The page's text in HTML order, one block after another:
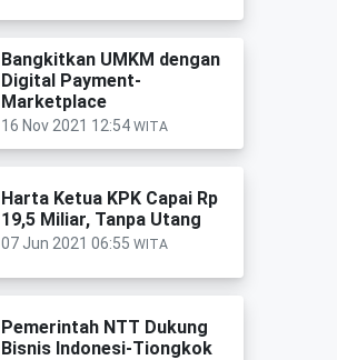
Bangkitkan UMKM dengan
Digital Payment-
Marketplace
16 Nov 2021 12:54 WITA
Harta Ketua KPK Capai Rp
19,5 Miliar, Tanpa Utang
07 Jun 2021 06:55 WITA
Pemerintah NTT Dukung
Bisnis Indonesi-Tiongkok